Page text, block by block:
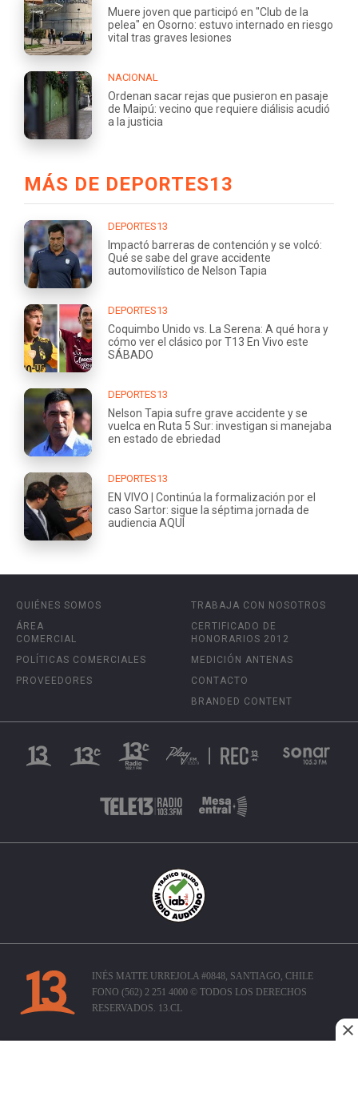
Muere joven que participó en "Club de la
pelea" en Osorno: estuvo internado en riesgo
vital tras graves lesiones
NACIONAL
Ordenan sacar rejas que pusieron en pasaje
de Maipú: vecino que requiere diálisis acudió
a la justicia
MÁS DE DEPORTES13
DEPORTES13
Impactó barreras de contención y se volcó:
Qué se sabe del grave accidente
automovilístico de Nelson Tapia
DEPORTES13
Coquimbo Unido vs. La Serena: A qué hora y
cómo ver el clásico por T13 En Vivo este
SÁBADO
DEPORTES13
Nelson Tapia sufre grave accidente y se
vuelca en Ruta 5 Sur: investigan si manejaba
en estado de ebriedad
DEPORTES13
EN VIVO | Continúa la formalización por el
caso Sartor: sigue la séptima jornada de
audiencia AQUÍ
QUIÉNES SOMOS
ÁREA
COMERCIAL
POLÍTICAS COMERCIALES
PROVEEDORES
TRABAJA CON NOSOTROS
CERTIFICADO DE
HONORARIOS 2012
MEDICIÓN ANTENAS
CONTACTO
BRANDED CONTENT
INÉS MATTE URREJOLA #0848, SANTIAGO, CHILE
FONO (562) 2 251 4000 © TODOS LOS DERECHOS
RESERVADOS. 13.CL